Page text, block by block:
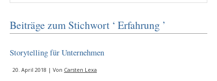
Beiträge zum Stichwort ‘ Erfahrung ’
Storytelling für Unternehmen
20. April 2018 | Von Carsten Lexa